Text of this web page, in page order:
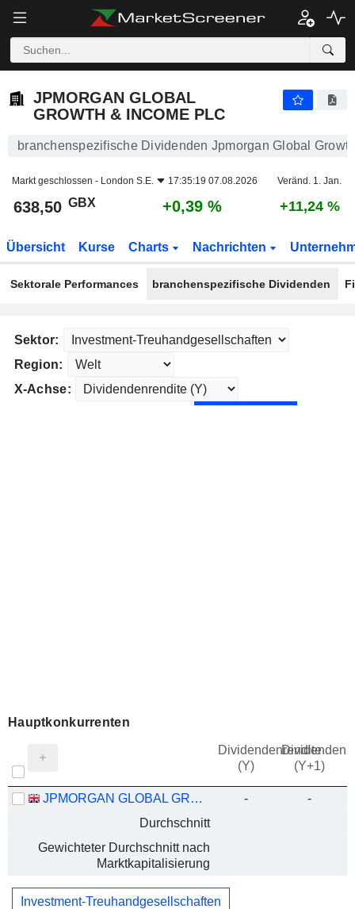
JPMORGAN GLOBAL
GROWTH & INCOME PLC
branchenspezifische Dividenden Jpmorgan Global
Markt geschlossen - London S.E. 17:35:19 07.08.2026 Veränd. 1. Jan.
638,50 GBX +0,39 % +11,24 %
Übersicht Kurse Charts Nachrichten
Sektorale Performances branchenspezifische Dividenden
Sektor:
Region:
X-Achse:
Hauptkonkurrenten
Dividendenrendite
(Y)
(Y+1)
JPMORGAN GLOBAL GROWTH & INCOME PLC -
-
Durchschnitt
Gewichteter Durchschnitt nach
Marktkapitalisierung
Investment-Treuhandgesellschaften